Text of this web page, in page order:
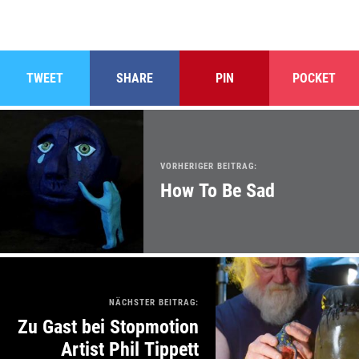
TWEET SHARE PIN POCKET
VORHERIGER BEITRAG:
How To Be Sad
NÄCHSTER BEITRAG:
Zu Gast bei Stopmotion
Artist Phil Tippett